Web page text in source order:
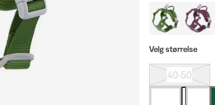
Velg størrelse
40-50